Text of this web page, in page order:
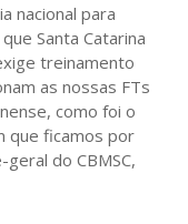
nacional para
Santa Catarina
treinamento
as nossas FTs
como foi o
que ficamos por
do CBMSC,